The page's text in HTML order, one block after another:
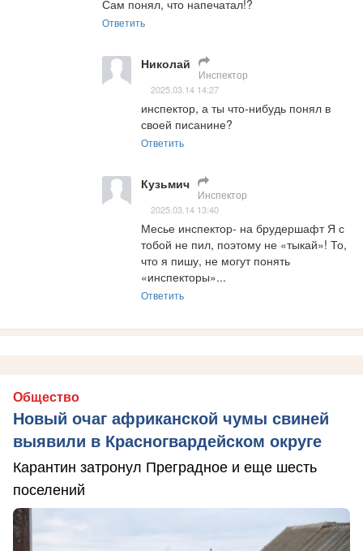
Сам понял, что напечатал!?
Ответить
Николай
Инспектор
2025.03.14 14:27
инспектор, а ты что-нибудь понял в
своей писанине?
Ответить
Кузьмич
Инспектор
2025.03.14 13:40
Месье инспектор- на брудершафт Я с
тобой не пил, поэтому не «тыкай»! То,
что я пишу, не могут понять
«инспекторы»...
Ответить
Общество
Новый очаг африканской чумы свиней
выявили в Красногвардейском округе
Карантин затронул Преградное и еще шесть
поселений